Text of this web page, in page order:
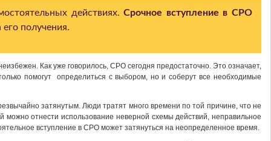
действиях.Срочное вступление в СРО
получения.
Как уже говорилось, СРО сегодня предостаточно. Это означает,
помогут определиться с выбором, но и соберут все необходимые
затянутым. Люди тратят много времени по той причине, что не
отнести использование неверной схемы действий, неправильное
вступление в СРО может затянуться на неопределенное время.